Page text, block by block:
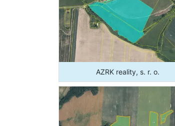
AZRK reality, s. r. o.